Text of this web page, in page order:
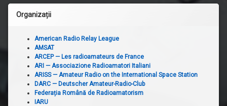
Organizații
American Radio Relay League
AMSAT
ARCEP — Les radioamateurs de France
ARI — Associazione Radioamatori Italiani
ARISS — Amateur Radio on the International Space Station
DARC — Deutscher Amateur-Radio-Club
Federația Română de Radioamatorism
IARU